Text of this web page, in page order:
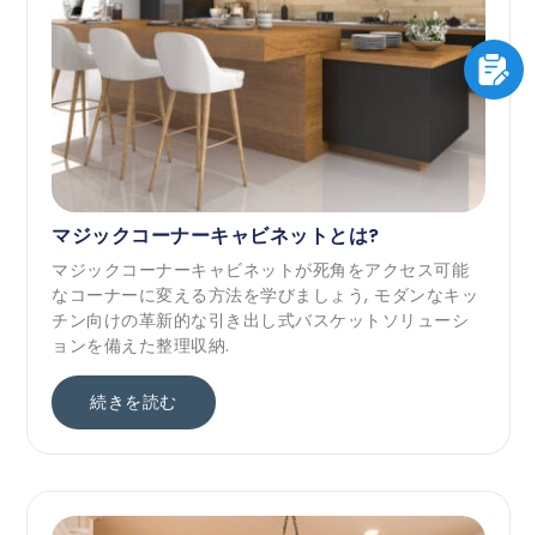
マジックコーナーキャビネットとは?
マジックコーナーキャビネットが死角をアクセス可能
なコーナーに変える方法を学びましょう, モダンなキッ
チン向けの革新的な引き出し式バスケットソリューシ
ョンを備えた整理収納.
続きを読む